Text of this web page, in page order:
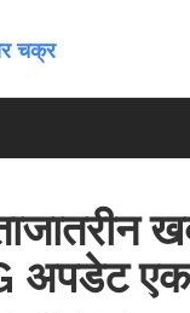
अपडेट